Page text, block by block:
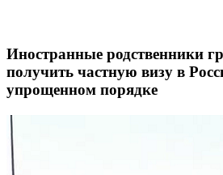
Иностранные родственники
получить частную визу в
упрощенном порядке